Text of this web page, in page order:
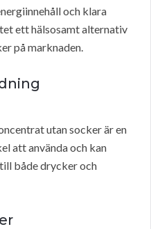
och klara
ett hälsosamt alternativ
på marknaden.
utan socker är en
att använda och kan
både drycker och